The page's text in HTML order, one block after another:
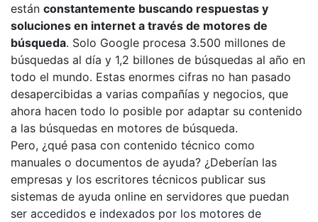
están constantemente buscando respuestas y
soluciones en internet a través de motores de
búsqueda. Solo Google procesa 3.500 millones de
búsquedas al día y 1,2 billones de búsquedas al año en
todo el mundo. Estas enormes cifras no han pasado
desapercibidas a varias compañías y negocios, que
ahora hacen todo lo posible por adaptar su contenido
a las búsquedas en motores de búsqueda.
Pero, ¿qué pasa con contenido técnico como
manuales o documentos de ayuda? ¿Deberían las
empresas y los escritores técnicos publicar sus
sistemas de ayuda online en servidores que puedan
ser accedidos e indexados por los motores de